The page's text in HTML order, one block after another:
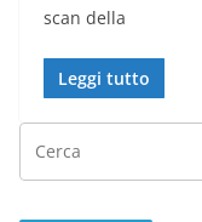
scan della
Leggi tutto